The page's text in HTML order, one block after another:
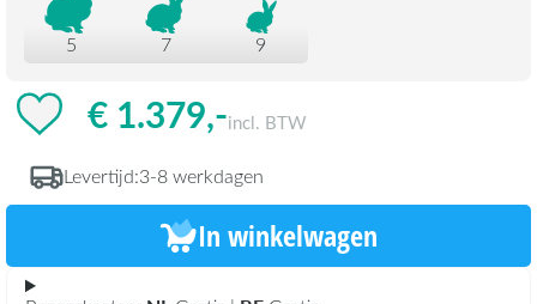
5 7 9
€ 1.379,-incl. BTW
Levertijd:3-8 werkdagen
In winkelwagen